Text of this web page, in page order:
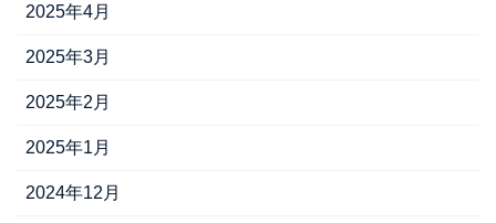
2025年4月
2025年3月
2025年2月
2025年1月
2024年12月